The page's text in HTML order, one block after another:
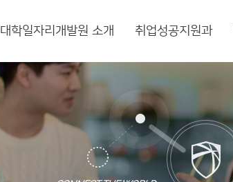
대학일자리개발원 소개 취업성공지원과